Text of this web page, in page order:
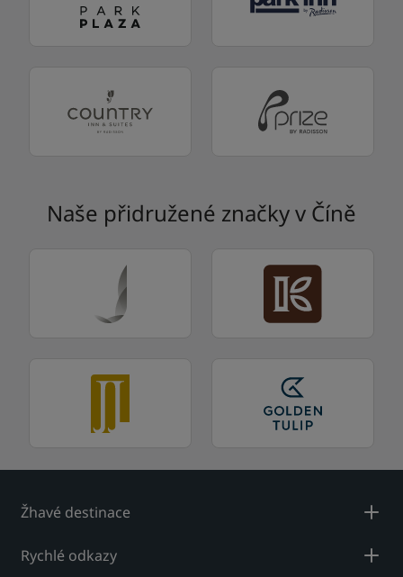
Naše přidružené značky v Číně
Žhavé destinace
Rychlé odkazy